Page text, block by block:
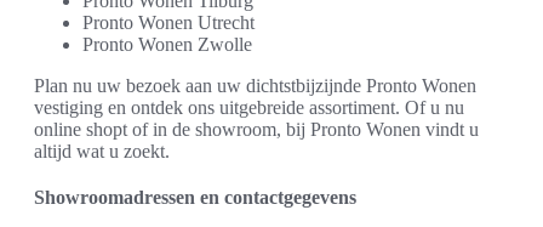
Pronto Wonen Utrecht
Pronto Wonen Zwolle
Plan nu uw bezoek aan uw dichtstbijzijnde Pronto Wonen
vestiging en ontdek ons uitgebreide assortiment. Of u nu
online shopt of in de showroom, bij Pronto Wonen vindt u
altijd wat u zoekt.
Showroomadressen en contactgegevens